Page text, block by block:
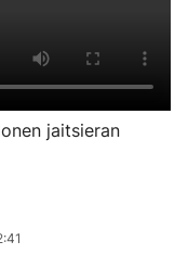
jaitsieran